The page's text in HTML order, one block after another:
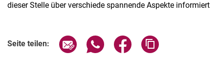
dieser Stelle über verschiede spannende Aspekte informiert
Seite teilen: Seite über E-Mail teilen
Seite über WhatsApp teilen
Seite über Facebook